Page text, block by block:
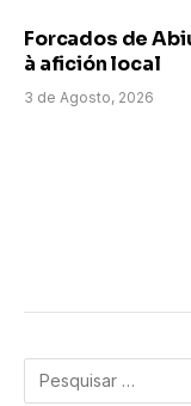
Forcados de
à afición local
3 de Agosto, 2026